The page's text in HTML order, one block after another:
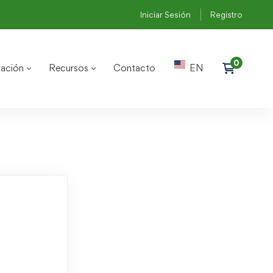
Iniciar Sesión Registro
Recursos Contacto EN